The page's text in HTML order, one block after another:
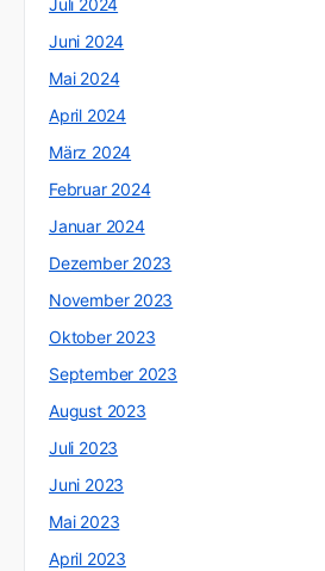
Juli 2024
Juni 2024
Mai 2024
April 2024
März 2024
Februar 2024
Januar 2024
Dezember 2023
November 2023
Oktober 2023
September 2023
August 2023
Juli 2023
Juni 2023
Mai 2023
April 2023